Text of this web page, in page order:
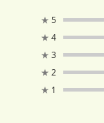
★ 5
★ 4
★ 3
★ 2
★ 1